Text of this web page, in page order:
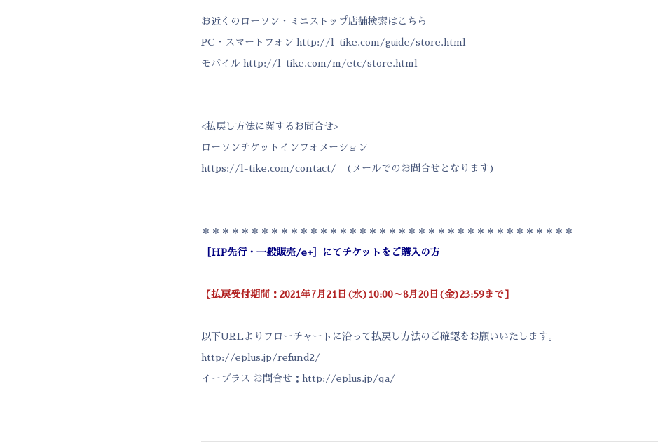
お近くのローソン・ミニストップ店舗検索はこちら
PC・スマートフォン http://l-tike.com/guide/store.html
モバイル http://l-tike.com/m/etc/store.html
<払戻し方法に関するお問合せ>
ローソンチケットインフォメーション
https://l-tike.com/contact/ (メールでのお問合せとなります)
＊＊＊＊＊＊＊＊＊＊＊＊＊＊＊＊＊＊＊＊＊＊＊＊＊＊＊＊＊＊＊＊＊＊＊＊＊＊
［HP先行・一般販売/e+］にてチケットをご購入の方
【払戻受付期間：2021年7月21日(水)10:00～8月20日(金)23:59まで】
以下URLよりフローチャートに沿って払戻し方法のご確認をお願いいたします。
http://eplus.jp/refund2/
イープラス お問合せ： http://eplus.jp/qa/